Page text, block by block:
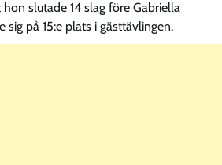
slutade 14 slag före Gabriella
sig på 15:e plats i gästtävlingen.